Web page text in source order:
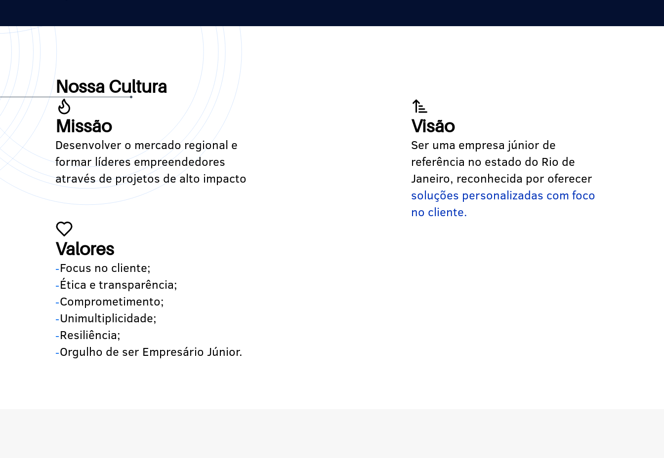
Nossa Cultura
Missão
Desenvolver o mercado regional e
formar líderes empreendedores
através de projetos de alto impacto
Visão
Ser uma empresa júnior de
referência no estado do Rio de
Janeiro, reconhecida por oferecer
soluções personalizadas com foco
no cliente.
Valores
Focus no cliente;
Ética e transparência;
Comprometimento;
Unimultiplicidade;
Resiliência;
Orgulho de ser Empresário Júnior.